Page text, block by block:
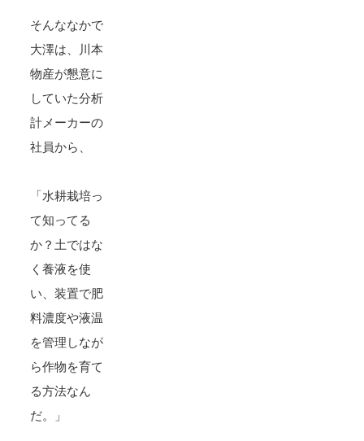
そんななかで
大澤は、川本
物産が懇意に
していた分析
計メーカーの
社員から、
「水耕栽培っ
て知ってる
か？土ではな
く養液を使
い、装置で肥
料濃度や液温
を管理しなが
ら作物を育て
る方法なん
だ。」